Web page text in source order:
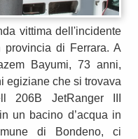
vittima dell'incidente
di Ferrara. A
Bayumi, 73 anni,
egiziane che si trovava
206B JetRanger III
un bacino d’acqua in
di Bondeno, ci